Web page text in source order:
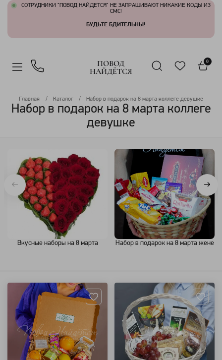
СОТРУДНИКИ "ПОВОД НАЙДЕТСЯ" НЕ ЗАПРАШИВАЮТ НИКАКИЕ КОДЫ ИЗ
СМС!
БУДЬТЕ БДИТЕЛЬНЫ!
ПОВОД
НАЙДЁТСЯ
0
Главная Каталог Набор в подарок на 8 марта коллеге девушке
Набор в подарок на 8 марта коллеге
девушке
Вкусные наборы на 8 марта Набор в подарок на 8 марта жене